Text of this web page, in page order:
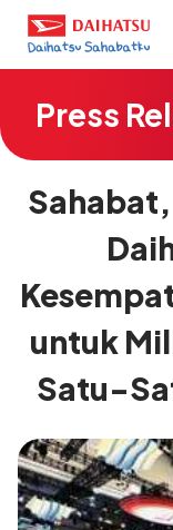
Press
untuk
Satu-